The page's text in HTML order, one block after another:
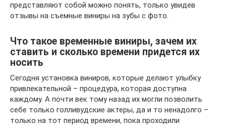
представляют собой можно понять, только увидев
отзывы на съемные виниры на зубы с фото.
Что такое временные виниры, зачем их
ставить и сколько времени придется их
носить
Сегодня установка виниров, которые делают улыбку
привлекательной – процедура, которая доступна
каждому. А почти век тому назад их могли позволить
себе только голливудские актеры, да и то ненадолго –
только на тот период времени, пока проходили